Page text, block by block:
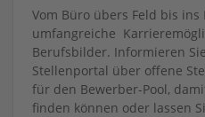
Vom Büro übers Feld bis
umfangreiche
Berufsbilder. Informieren
Stellenportal über offene
für den Bewerber-Pool,
finden können oder lassen